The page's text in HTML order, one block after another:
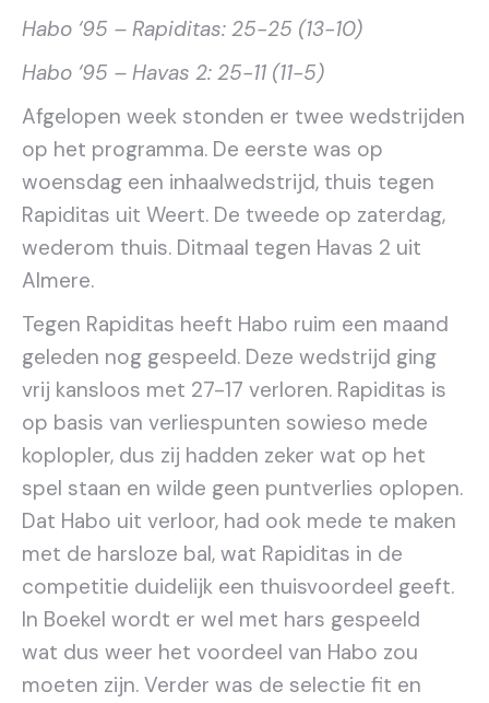
Habo ‘95 – Rapiditas: 25-25 (13-10)
Habo ‘95 – Havas 2: 25-11 (11-5)
Afgelopen week stonden er twee wedstrijden
op het programma. De eerste was op
woensdag een inhaalwedstrijd, thuis tegen
Rapiditas uit Weert. De tweede op zaterdag,
wederom thuis. Ditmaal tegen Havas 2 uit
Almere.
Tegen Rapiditas heeft Habo ruim een maand
geleden nog gespeeld. Deze wedstrijd ging
vrij kansloos met 27-17 verloren. Rapiditas is
op basis van verliespunten sowieso mede
koplopler, dus zij hadden zeker wat op het
spel staan en wilde geen puntverlies oplopen.
Dat Habo uit verloor, had ook mede te maken
met de harsloze bal, wat Rapiditas in de
competitie duidelijk een thuisvoordeel geeft.
In Boekel wordt er wel met hars gespeeld
wat dus weer het voordeel van Habo zou
moeten zijn. Verder was de selectie fit en